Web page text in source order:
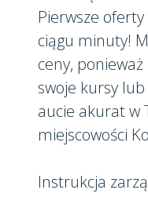
Pierwsze
ciągu minuty!
ceny,
swoje kursy
aucie akurat w
miejscowości
Instrukcja